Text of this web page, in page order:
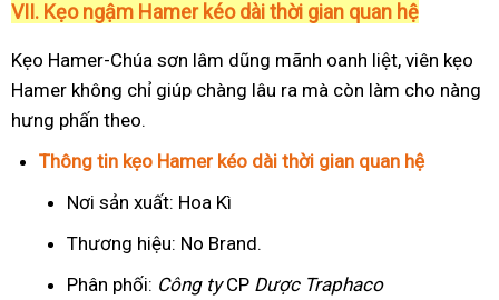
VII. Kẹo ngậm Hamer kéo dài thời gian quan hệ
Kẹo Hamer-Chúa sơn lâm dũng mãnh oanh liệt, viên kẹo
Hamer không chỉ giúp chàng lâu ra mà còn làm cho nàng
hưng phấn theo.
Thông tin kẹo Hamer kéo dài thời gian quan hệ
Nơi sản xuất: Hoa Kì
Thương hiệu: No Brand.
Phân phối: Công tyCP Dược Traphaco